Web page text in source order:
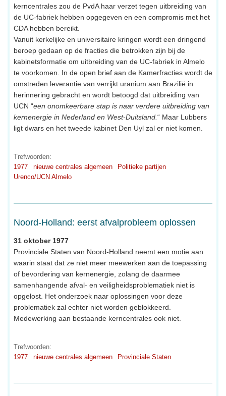
kerncentrales zou de PvdA haar verzet tegen uitbreiding van
de UC-fabriek hebben opgegeven en een compromis met het
CDA hebben bereikt.
Vanuit kerkelijke en universitaire kringen wordt een dringend
beroep gedaan op de fracties die betrokken zijn bij de
kabinetsformatie om uitbreiding van de UC-fabriek in Almelo
te voorkomen. In de open brief aan de Kamerfracties wordt de
omstreden leverantie van verrijkt uranium aan Brazilië in
herinnering gebracht en wordt betoogd dat uitbreiding van
UCN “een onomkeerbare stap is naar verdere uitbreiding van
kernenergie in Nederland en West-Duitsland.“ Maar Lubbers
ligt dwars en het tweede kabinet Den Uyl zal er niet komen.
Trefwoorden:
1977
nieuwe centrales algemeen
Politieke partijen
Urenco/UCN Almelo
Noord-Holland: eerst afvalprobleem oplossen
31 oktober 1977
Provinciale Staten van Noord-Holland neemt een motie aan
waarin staat dat ze niet meer meewerken aan de toepassing
of bevordering van kernenergie, zolang de daarmee
samenhangende afval- en veiligheidsproblematiek niet is
opgelost. Het onderzoek naar oplossingen voor deze
problematiek zal echter niet worden geblokkeerd.
Medewerking aan bestaande kerncentrales ook niet.
Trefwoorden:
1977
nieuwe centrales algemeen Provinciale Staten